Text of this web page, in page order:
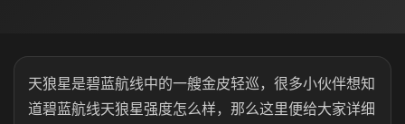
天狼星是碧蓝航线中的一艘金皮轻巡，很多小伙伴想知
道碧蓝航线天狼星强度怎么样，那么这里便给大家详细